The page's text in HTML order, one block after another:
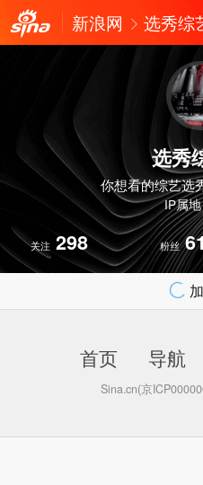
新浪网 选秀综
选秀
你想看的综艺选
IP属
关注 298 粉丝
首页 导航
Sina.cn(京